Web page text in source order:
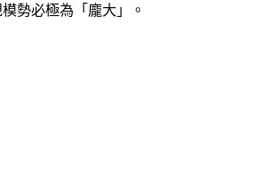
躪的烏克蘭重建。烏國總統澤倫斯基警